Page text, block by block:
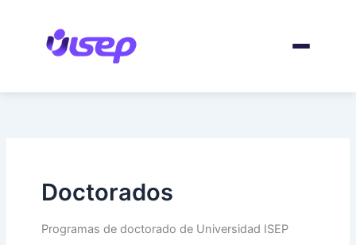
Doctorados
Programas de doctorado de Universidad ISEP